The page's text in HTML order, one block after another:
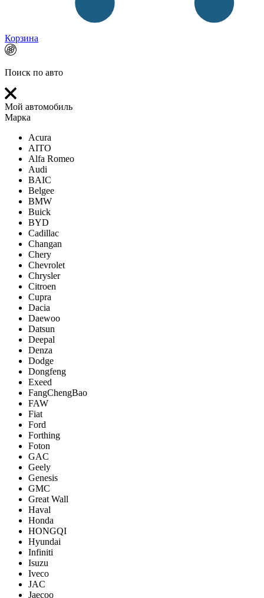
Корзина
Поиск по авто
Мой автомобиль
Марка
Acura
AITO
Alfa Romeo
Audi
BAIC
Belgee
BMW
Buick
BYD
Cadillac
Changan
Chery
Chevrolet
Chrysler
Citroen
Cupra
Dacia
Daewoo
Datsun
Deepal
Denza
Dodge
Dongfeng
Exeed
FangChengBao
FAW
Fiat
Ford
Forthing
Foton
GAC
Geely
Genesis
GMC
Great Wall
Haval
Honda
HONGQI
Hyundai
Infiniti
Isuzu
Iveco
JAC
Jaecoo